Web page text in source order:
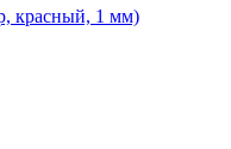
красный, 1 мм)